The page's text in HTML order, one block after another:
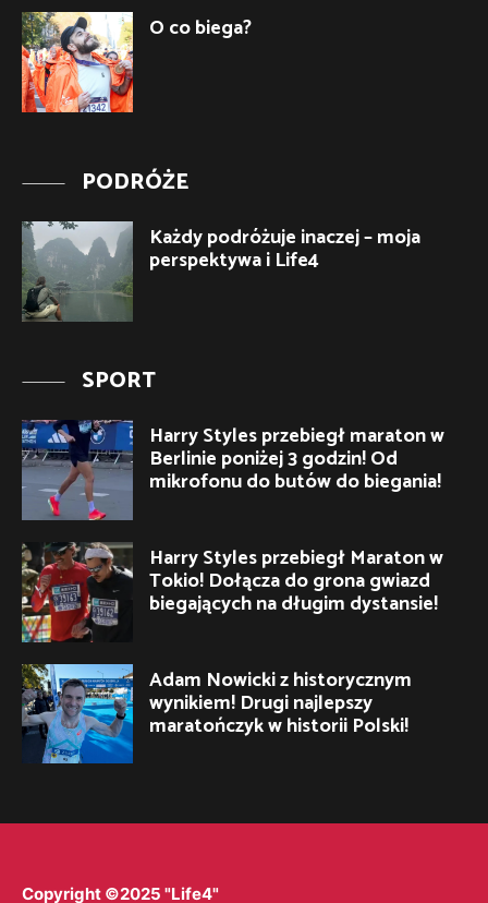
O co biega?
PODRÓŻE
Każdy podróżuje inaczej – moja
perspektywa i Life4
SPORT
Harry Styles przebiegł maraton w
Berlinie poniżej 3 godzin! Od
mikrofonu do butów do biegania!
Harry Styles przebiegł Maraton w
Tokio! Dołącza do grona gwiazd
biegających na długim dystansie!
Adam Nowicki z historycznym
wynikiem! Drugi najlepszy
maratończyk w historii Polski!
Copyright ©2025 "Life4"